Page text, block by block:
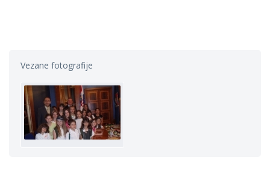
Vezane fotografije